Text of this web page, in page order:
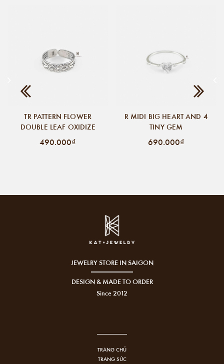
TR PATTERN FLOWER
DOUBLE LEAF OXIDIZE
490.000₫
R MIDI BIG HEART AND 4
TINY GEM
690.000₫
JEWELRY STORE IN SAIGON
DESIGN & MADE TO ORDER
Since 2012
TRANG CHỦ
TRANG SỨC